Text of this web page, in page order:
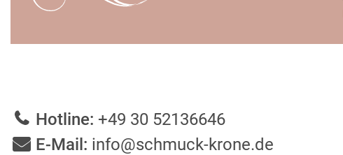
Hotline: +49 30 52136646
E-Mail: info@schmuck-krone.de